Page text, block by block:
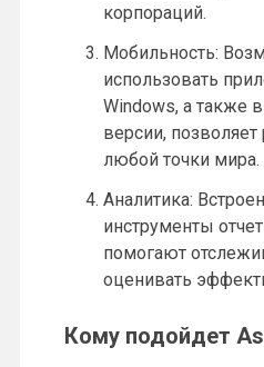
корпораций.
Мобильность:
использовать
Windows, а также
версии, позволяет
любой точки мира.
Аналитика:
инструменты
помогают
оценивать
Кому подойдет